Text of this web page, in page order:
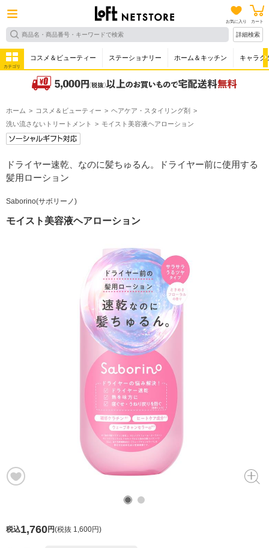
お気に入り カート
詳細検索
カテゴリ
コスメ＆ビューティー ステーショナリー ホーム＆キッチン キャラク
ホーム コスメ＆ビューティー
ヘアケア・スタイリング剤
洗い流さないトリートメント
モイスト美容液ヘアローション
ドライヤー速乾、なのに髪ちゅるん。ドライヤー前に使用する
髪用ローション
Saborino(サボリーノ)
モイスト美容液ヘアローション
税込1,760円(税抜 1,600円)